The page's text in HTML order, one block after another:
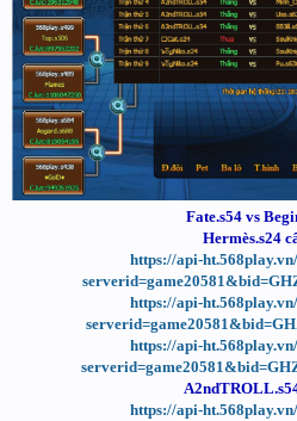
Fate.s54 vs
Hermès.s24
https://api-
https://api-
https://api-
https://api-